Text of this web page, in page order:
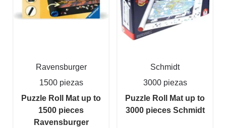
Ravensburger
1500 piezas
Puzzle Roll Mat up to
1500 pieces
Ravensburger
Schmidt
3000 piezas
Puzzle Roll Mat up to
3000 pieces Schmidt